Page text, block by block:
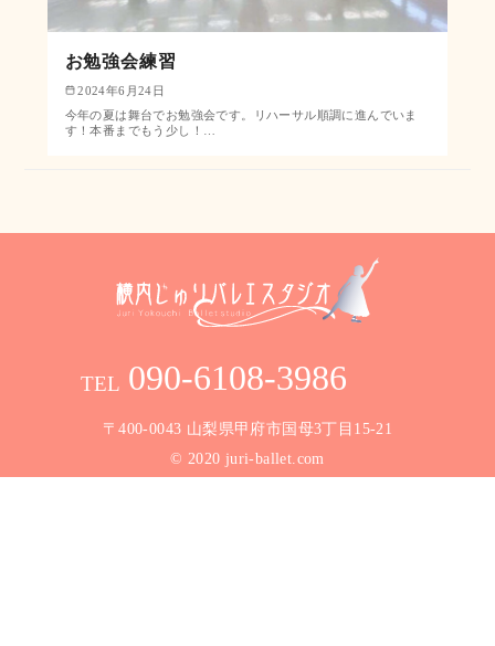
お勉強会練習
2024年6月24日
今年の夏は舞台でお勉強会です。リハーサル順調に進んでいま
す！本番までもう少し！…
〒400-0043 山梨県甲府市国母3丁目15-21
© 2020 juri-ballet.com